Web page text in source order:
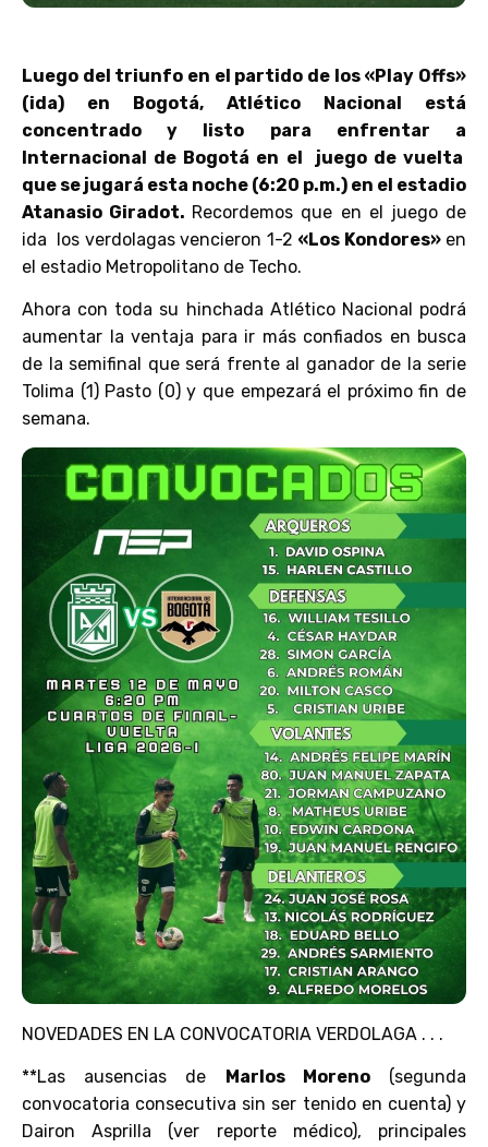
Luego del triunfo en el partido de los «Play Offs»
(ida) en Bogotá, Atlético Nacional está
concentrado y listo para enfrentar a
Internacional de Bogotá en el juego de vuelta
que se jugará esta noche (6:20 p.m.) en el estadio
Atanasio Giradot. Recordemos que en el juego de
ida los verdolagas vencieron 1-2 «Los Kondores»en
el estadio Metropolitano de Techo.
Ahora con toda su hinchada Atlético Nacional podrá
aumentar la ventaja para ir más confiados en busca
de la semifinal que será frente al ganador de la serie
Tolima (1) Pasto (0) y que empezará el próximo fin de
semana.
NOVEDADES EN LA CONVOCATORIA VERDOLAGA . . .
**Las ausencias de Marlos Moreno(segunda
convocatoria consecutiva sin ser tenido en cuenta) y
Dairon Asprilla (ver reporte médico), principales